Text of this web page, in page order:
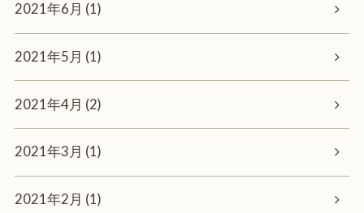
2021年6月 (1)
2021年5月 (1)
2021年4月 (2)
2021年3月 (1)
2021年2月 (1)